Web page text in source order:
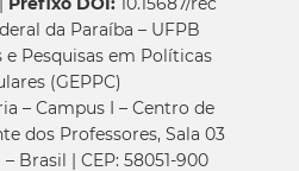
da Paraíba – UFPB
Pesquisas em Políticas
(GEPPC)
– Campus I – Centro de
dos Professores, Sala 03
Brasil | CEP: 58051-900